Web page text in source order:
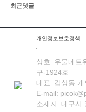
최근댓글
개인정보보호정책
상호: 우물네트
구-1924호
대표: 김상동
E-mail:
소재지: 대구시